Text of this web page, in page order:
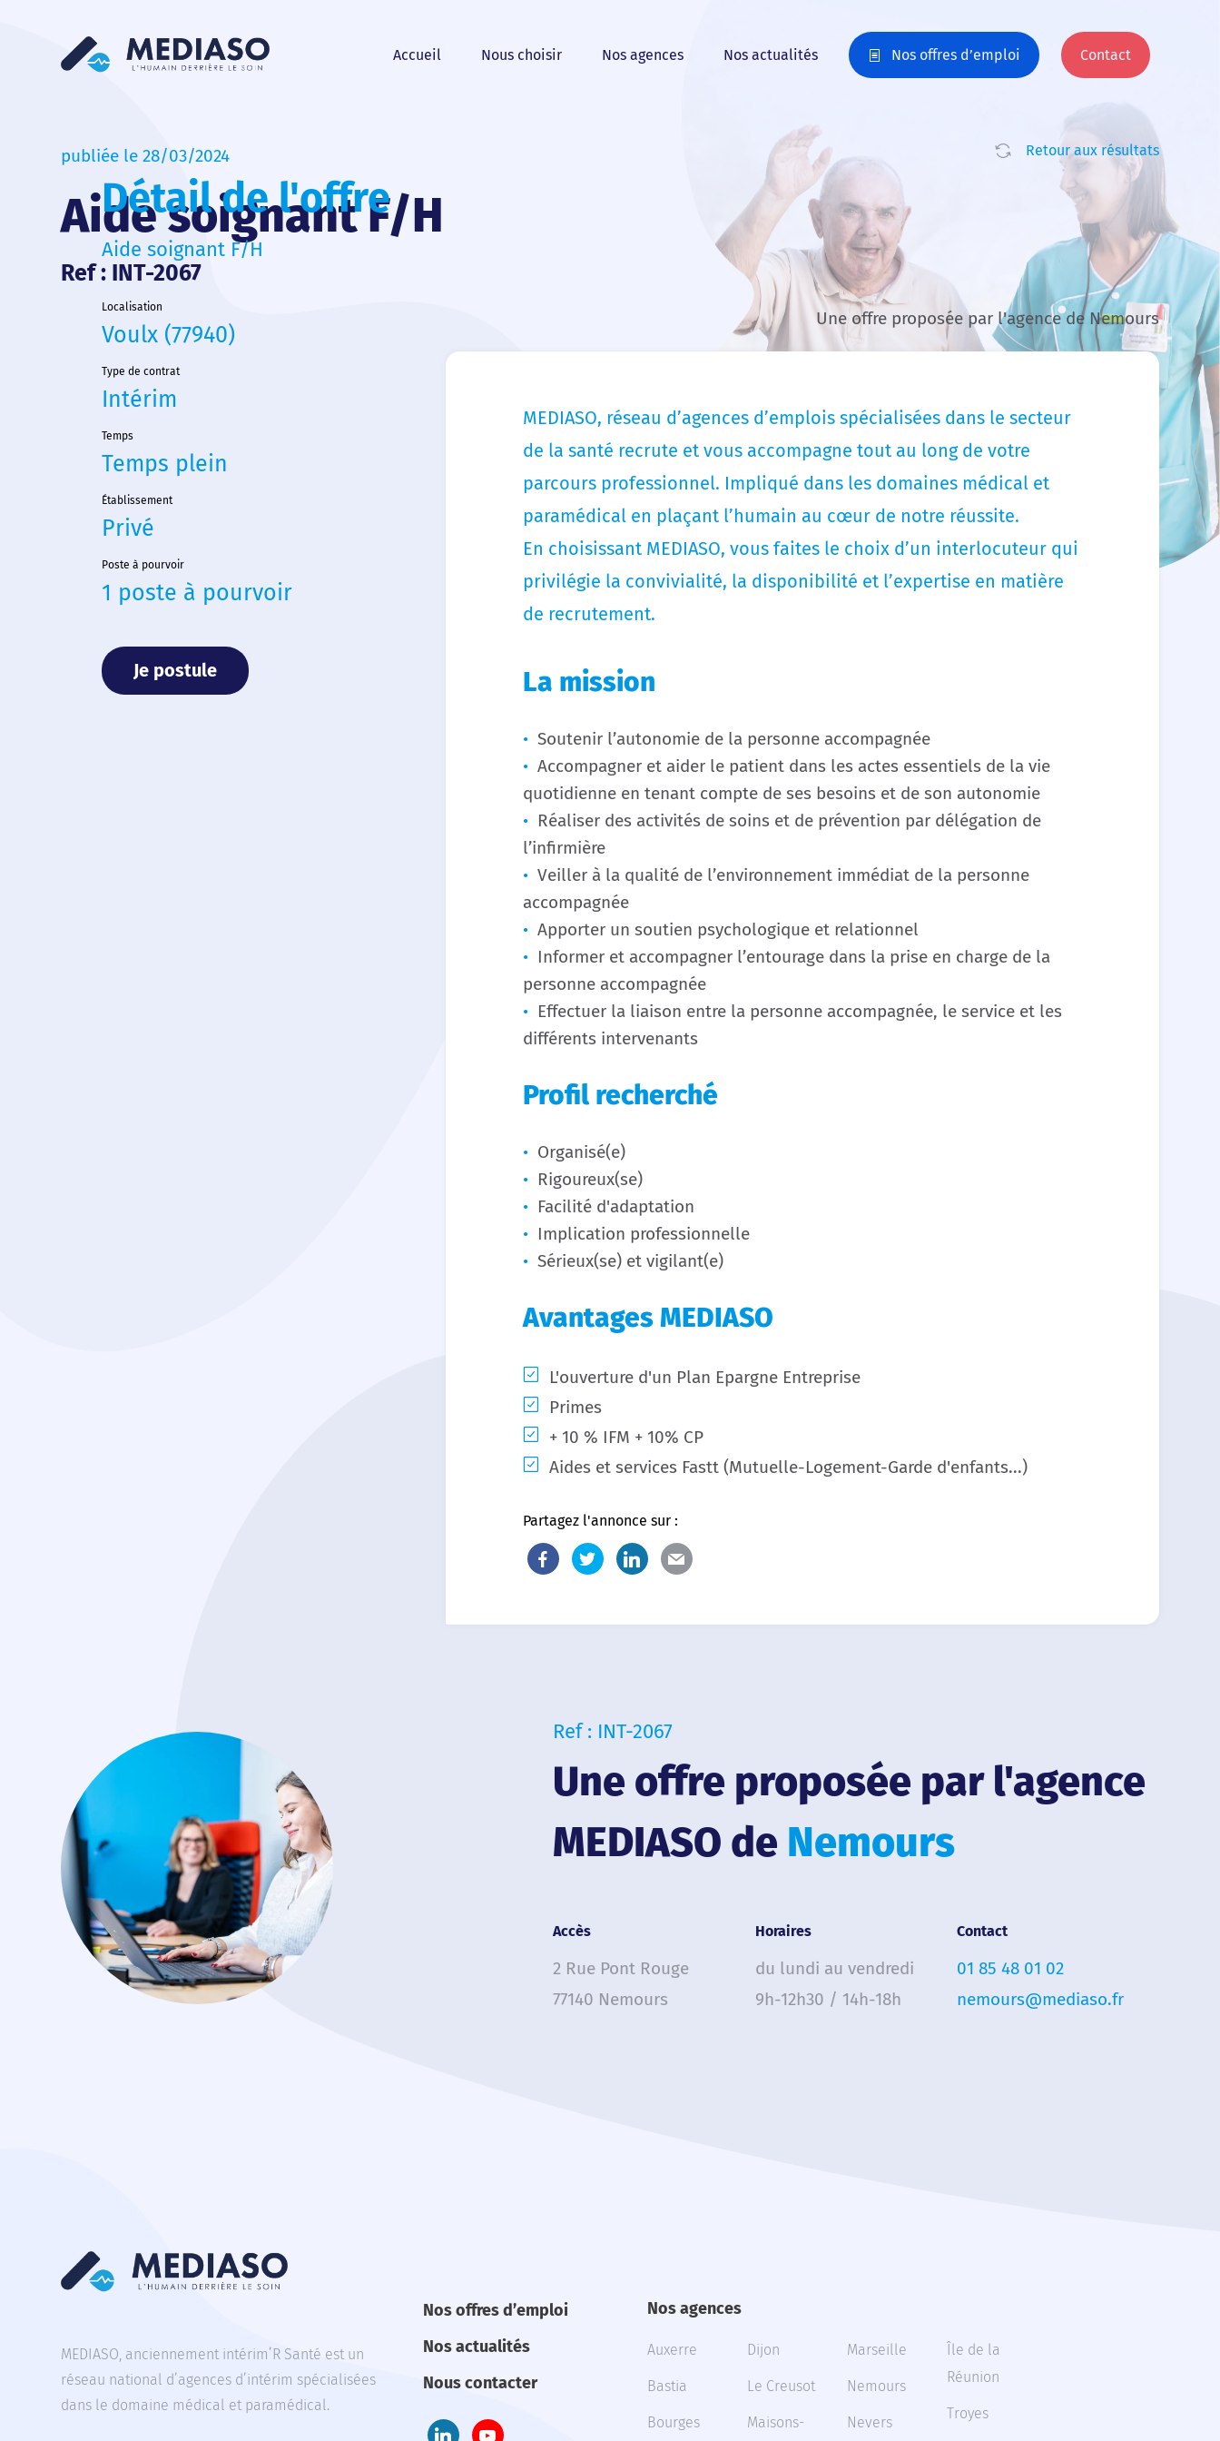
Accueil Nous choisir Nos agences Nos actualités Nos offres d’emploi Contact
Retour aux résultats
publiée le 28/03/2024
Aide soignant F/H
Ref : INT-2067
Une offre proposée par l'agence de Nemours
Détail de l'offre
Aide soignant F/H
Localisation
Voulx (77940)
Type de contrat
Intérim
Temps
Temps plein
Établissement
Privé
Poste à pourvoir
1 poste à pourvoir
Je postule
MEDIASO, réseau d’agences d’emplois spécialisées dans le secteur
de la santé recrute et vous accompagne tout au long de votre
parcours professionnel. Impliqué dans les domaines médical et
paramédical en plaçant l’humain au cœur de notre réussite.
En choisissant MEDIASO, vous faites le choix d’un interlocuteur qui
privilégie la convivialité, la disponibilité et l’expertise en matière
de recrutement.
La mission
Soutenir l’autonomie de la personne accompagnée
Accompagner et aider le patient dans les actes essentiels de la vie
quotidienne en tenant compte de ses besoins et de son autonomie
Réaliser des activités de soins et de prévention par délégation de
l’infirmière
Veiller à la qualité de l’environnement immédiat de la personne
accompagnée
Apporter un soutien psychologique et relationnel
Informer et accompagner l’entourage dans la prise en charge de la
personne accompagnée
Effectuer la liaison entre la personne accompagnée, le service et les
différents intervenants
Profil recherché
Organisé(e)
Rigoureux(se)
Facilité d'adaptation
Implication professionnelle
Sérieux(se) et vigilant(e)
Avantages MEDIASO
L'ouverture d'un Plan Epargne Entreprise
Primes
+ 10 % IFM + 10% CP
Aides et services Fastt (Mutuelle-Logement-Garde d'enfants...)
Partagez l'annonce sur :
Ref : INT-2067
Une offre proposée par l'agence
MEDIASO de Nemours
Accès
2 Rue Pont Rouge
77140 Nemours
Horaires
du lundi au vendredi
9h-12h30 / 14h-18h
Contact
01 85 48 01 02
nemours@mediaso.fr
MEDIASO, anciennement intérim’R Santé est un
réseau national d’agences d’intérim spécialisées
dans le domaine médical et paramédical.
Nos offres d’emploi
Nos actualités
Nous contacter
Nos agences
Auxerre
Bastia
Bourges
Dijon
Le Creusot
Maisons-
Marseille
Nemours
Nevers
Île de la
Réunion
Troyes